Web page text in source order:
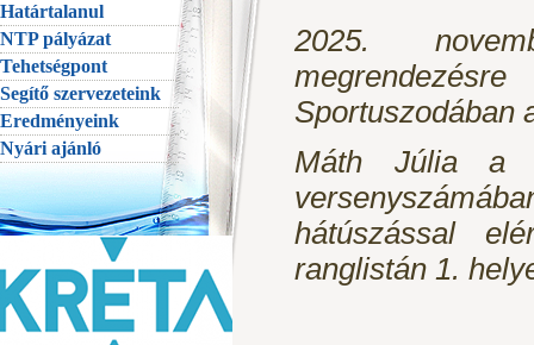
Határtalanul
NTP pályázat
Tehetségpont
Segítő szervezeteink
Eredményeink
Nyári ajánló
2025.
Sportuszodában
Máth Júlia a
hátúszással
ranglistán 1.